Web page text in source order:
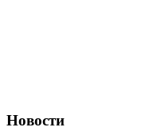
Новости